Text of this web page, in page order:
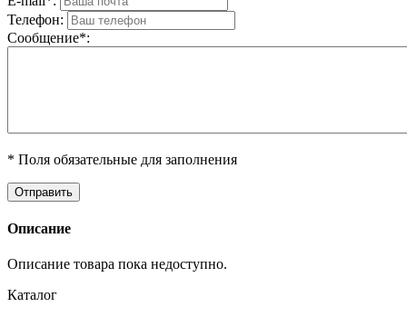
Телефон:
Cообщениe*:
* Поля обязательные для заполнения
Описание
Описание товара пока недоступно.
Каталог